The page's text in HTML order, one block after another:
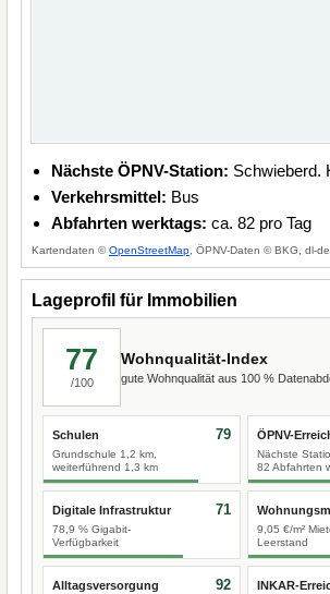
Nächste ÖPNV-Station: Schwieberd.
Verkehrsmittel: Bus
Abfahrten werktags: ca. 82 pro Tag
Kartendaten ©OpenStreetMap , ÖPNV-Daten © BKG, dl-
Lageprofil für Immobilien
77
/100
Wohnqualität-Index
gute Wohnqualität aus 100 %
Schulen
Grundschule 1,2 km,
weiterführend 1,3 km
79 ÖPNV-
Nächste
82 Abfahrten
Digitale Infrastruktur
78,9 % Gigabit-
Verfügbarkeit
71
9,05 €/m²
Leerstand
Alltagsversorgung 92 INKAR-